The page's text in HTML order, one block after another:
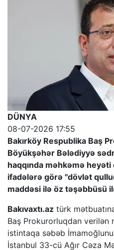
DÜNYA
08-07-2026 17:55
Bakırköy Respublika Baş
Böyükşəhər Bələdiyyə
haqqında məhkəmə heyəti
ifadələrə görə "dövlət
maddəsi ilə öz təşəbbüsü
Bakıvaxtı.az türk
Baş Prokurorluqdan verilən
istintaqa səbəb
İstanbul 33-cü Ağır Cəza